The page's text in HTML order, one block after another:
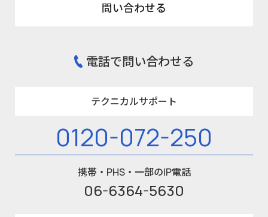
問い合わせる
電話で問い合わせる
テクニカルサポート
0120-072-250
携帯・PHS・一部のIP電話
06-6364-5630